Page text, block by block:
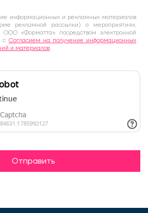
информационных и рекламных материалов
рекламной рассылки) о мероприятиях,
ООО «Форматта» посредством электронной
с Согласием на получение информационных
и материалов
Отправить